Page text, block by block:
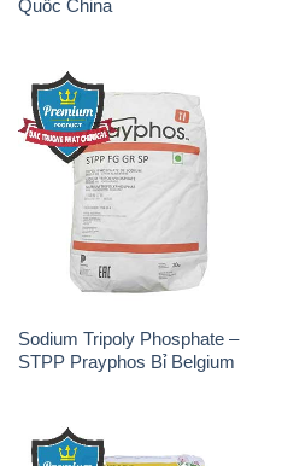
Quốc China
Sodium Tripoly Phosphate –
STPP Prayphos Bỉ Belgium